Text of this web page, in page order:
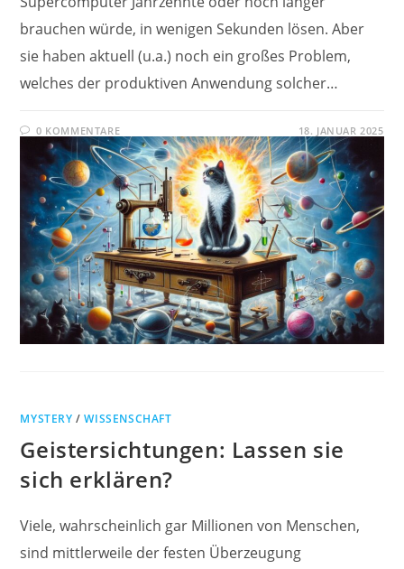
brauchen würde, in wenigen Sekunden lösen. Aber
sie haben aktuell (u.a.) noch ein großes Problem,
welches der produktiven Anwendung solcher…
0 KOMMENTARE 18. JANUAR 2025
MYSTERY /WISSENSCHAFT
Geistersichtungen: Lassen sie
sich erklären?
Viele, wahrscheinlich gar Millionen von Menschen,
sind mittlerweile der festen Überzeugung